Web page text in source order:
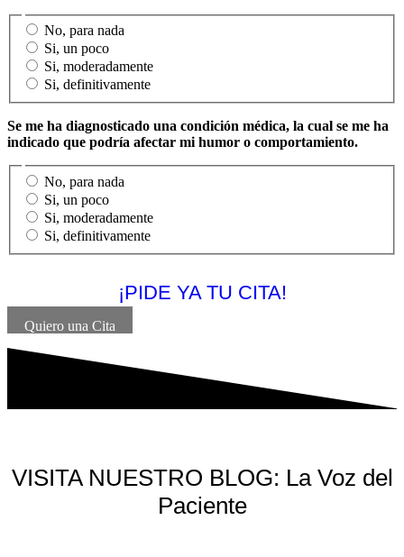
No, para nada
Si, un poco
Si, moderadamente
Si, definitivamente
Se me ha diagnosticado una condición médica, la cual se me ha
indicado que podría afectar mi humor o comportamiento.
No, para nada
Si, un poco
Si, moderadamente
Si, definitivamente
¡PIDE YA TU CITA!
Quiero una Cita
VISITA NUESTRO BLOG: La Voz del
Paciente